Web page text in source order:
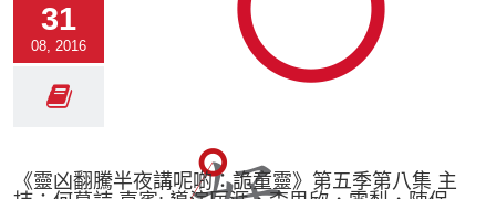
31
08, 2016
《靈凶翻騰半夜講呢啲：詭童靈》第五季第八集 主